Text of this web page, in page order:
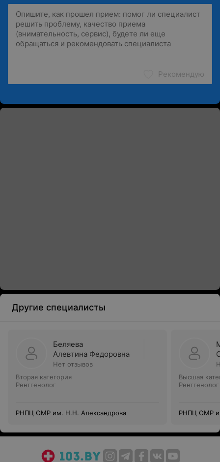
Рекомендую
Другие специалисты
Беляева
Алевтина Федоровна
Нет отзывов
Вторая категория
Рентгенолог
РНПЦ ОМР им. Н.Н. Александрова
Высшая
Рентгенолог
РНПЦ ОМР